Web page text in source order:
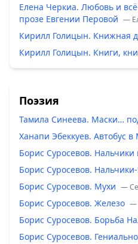
Елена Черкиа. Любовь и
прозе Евгении Перовой —
Кирилл Голицын. Книжная
Кирилл Голицын. Книги,
Поэзия
Тамила Синеева. Маски…
Ханапи Эбеккуев. Автобус
Борис Суросевов. Нальчики
Борис Суросевов.
Борис Суросевов. Мухи —
Борис Суросевов. Железо —
Борис Суросевов. Борьба
Борис Суросевов.